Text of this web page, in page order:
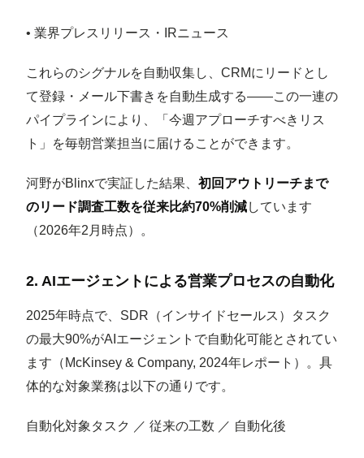
• 業界プレスリリース・IRニュース
これらのシグナルを自動収集し、CRMにリードとし
て登録・メール下書きを自動生成する——この一連の
パイプラインにより、「今週アプローチすべきリス
ト」を毎朝営業担当に届けることができます。
河野がBlinxで実証した結果、 初回アウトリーチまで
のリード調査工数を従来比約70%削減しています
（2026年2月時点）。
2. AIエージェントによる営業プロセスの自動化
2025年時点で、SDR（インサイドセールス）タスク
の最大90%がAIエージェントで自動化可能とされてい
ます（McKinsey & Company, 2024年レポート）。具
体的な対象業務は以下の通りです。
自動化対象タスク ／ 従来の工数 ／ 自動化後